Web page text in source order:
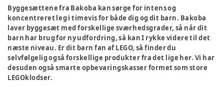
Byggesættene fra Bakoba kan sørge for intens og
koncentreret leg i timevis for både dig og dit barn. Bakoba
laver byggesæt med forskellige sværhedsgrader, så når dit
barn har brug for ny udfordring, så kan I rykke videre til det
næste niveau. Er dit barn fan af LEGO, så finder du
selvfølgelig også forskellige produkter fra det lige her. Vi har
desuden også smarte opbevaringskasser formet som store
LEGOklodser.